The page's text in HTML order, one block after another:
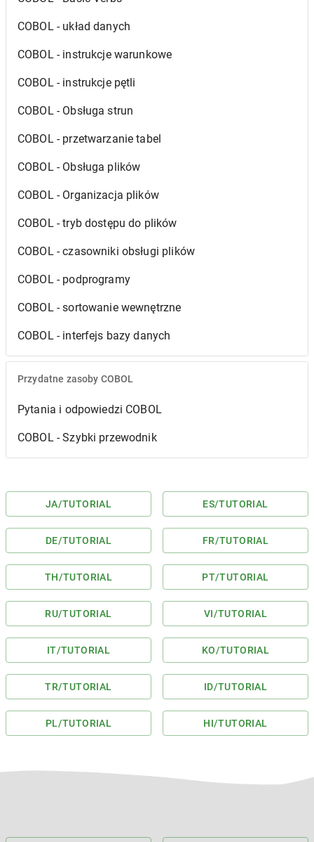
COBOL - układ danych
COBOL - instrukcje warunkowe
COBOL - instrukcje pętli
COBOL - Obsługa strun
COBOL - przetwarzanie tabel
COBOL - Obsługa plików
COBOL - Organizacja plików
COBOL - tryb dostępu do plików
COBOL - czasowniki obsługi plików
COBOL - podprogramy
COBOL - sortowanie wewnętrzne
COBOL - interfejs bazy danych
Przydatne zasoby COBOL
Pytania i odpowiedzi COBOL
COBOL - Szybki przewodnik
JA/TUTORIAL ES/TUTORIAL
DE/TUTORIAL FR/TUTORIAL
TH/TUTORIAL PT/TUTORIAL
RU/TUTORIAL VI/TUTORIAL
IT/TUTORIAL KO/TUTORIAL
TR/TUTORIAL ID/TUTORIAL
PL/TUTORIAL HI/TUTORIAL